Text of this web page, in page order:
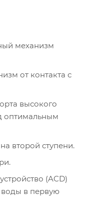
механизм
от контакта с
высокого
оптимальным
второй ступени.
(ACD)
воды в первую